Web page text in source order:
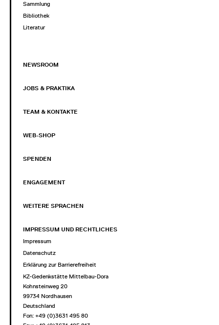
Sammlung
Bibliothek
Literatur
NEWSROOM
JOBS & PRAKTIKA
TEAM & KONTAKTE
WEB-SHOP
SPENDEN
ENGAGEMENT
WEITERE SPRACHEN
IMPRESSUM UND RECHTLICHES
Impressum
Datenschutz
Erklärung zur Barrierefreiheit
KZ-Gedenkstätte Mittelbau-Dora
Kohnsteinweg 20
99734 Nordhausen
Deutschland
Fon: +49 (0)3631 495 80